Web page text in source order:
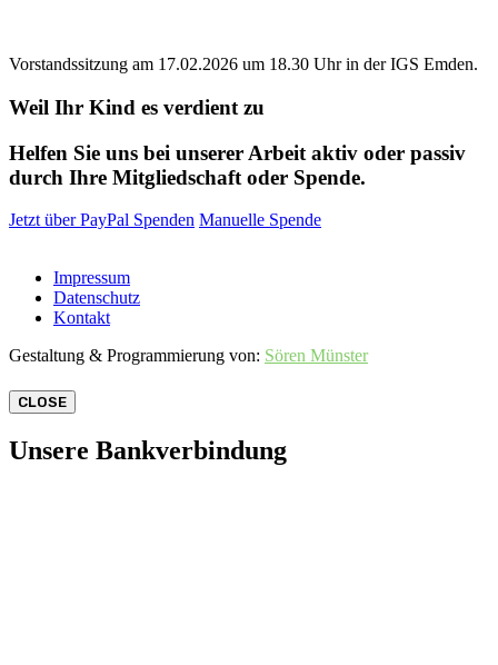
Vorstandssitzung am 17.02.2026 um 18.30 Uhr in der IGS Emden.
Weil Ihr Kind es verdient zu
Helfen Sie uns bei unserer Arbeit aktiv oder passiv
durch Ihre Mitgliedschaft oder Spende.
Jetzt über PayPal Spenden Manuelle Spende
Impressum
Datenschutz
Kontakt
Gestaltung & Programmierung von: Sören Münster
CLOSE
Unsere Bankverbindung